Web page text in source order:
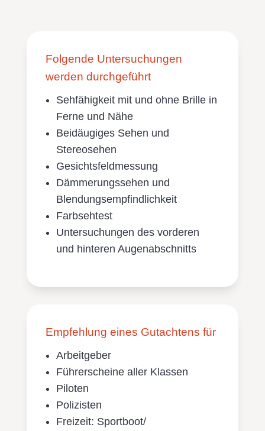
Folgende Untersuchungen
werden durchgeführt
Sehfähigkeit mit und ohne Brille in
Ferne und Nähe
Beidäugiges Sehen und
Stereosehen
Gesichtsfeldmessung
Dämmerungssehen und
Blendungsempfindlichkeit
Farbsehtest
Untersuchungen des vorderen
und hinteren Augenabschnitts
Empfehlung eines Gutachtens für
Arbeitgeber
Führerscheine aller Klassen
Piloten
Polizisten
Freizeit: Sportboot/